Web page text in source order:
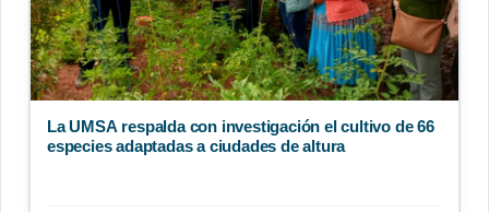
La UMSA respalda con investigación el cultivo de 66
especies adaptadas a ciudades de altura